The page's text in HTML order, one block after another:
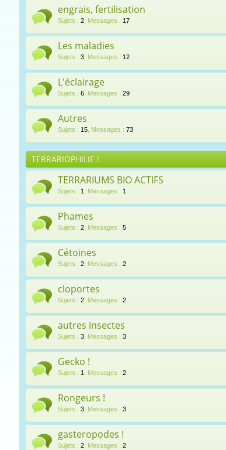
engrais, fertilisation
Sujets : 2 Messages : 17
Les maladies
Sujets : 3 Messages : 12
L'éclairage
Sujets : 6 Messages : 29
Autres
Sujets : 15 Messages : 73
TERRARIOPHILIE !
TERRARIUMS BIO ACTIFS
Sujets : 1 Messages : 1
Phames
Sujets : 2 Messages : 5
Cétoines
Sujets : 2 Messages : 2
cloportes
Sujets : 2 Messages : 2
autres insectes
Sujets : 3 Messages : 3
Gecko !
Sujets : 1 Messages : 2
Rongeurs !
Sujets : 3 Messages : 3
gasteropodes !
Sujets : 2 Messages : 2